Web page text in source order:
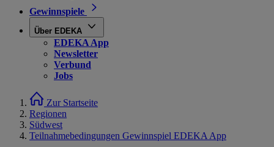
Gewinnspiele
Über EDEKA
EDEKA App
Newsletter
Verbund
Jobs
Zur Startseite
Regionen
Südwest
Teilnahmebedingungen Gewinnspiel EDEKA App